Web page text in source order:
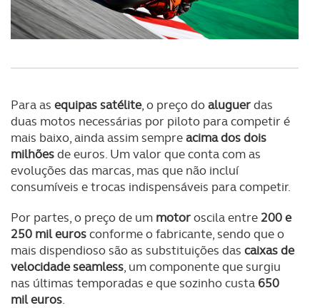
Para as equipas satélite, o preço doaluguerdas
duas motos necessárias por piloto para competir é
mais baixo, ainda assim sempreacima dos dois
milhõesde euros. Um valor que conta com as
evoluções das marcas, mas que não incluí
consumíveis e trocas indispensáveis para competir.
Por partes, o preço de um motoroscila entre 200 e
250 mil eurosconforme o fabricante, sendo que o
mais dispendioso são as substituições das caixas de
velocidade seamless, um componente que surgiu
nas últimas temporadas e que sozinho custa 650
mil euros.